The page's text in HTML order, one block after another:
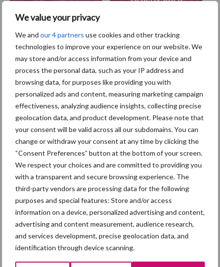
We value your privacy
We and our 4 partners use cookies and other tracking
technologies to improve your experience on our website. We
may store and/or access information from your device and
process the personal data, such as your IP address and
browsing data, for purposes like providing you with
personalized ads and content, measuring marketing campaign
effectiveness, analyzing audience insights, collecting precise
geolocation data, and product development. Please note that
your consent will be valid across all our subdomains. You can
change or withdraw your consent at any time by clicking the
“Consent Preferences” button at the bottom of your screen.
We respect your choices and are committed to providing you
with a transparent and secure browsing experience. The
third-party vendors are processing data for the following
purposes and special features: Store and/or access
information on a device, personalized advertising and content,
advertising and content measurement, audience research,
and services development, precise geolocation data, and
identification through device scanning.
Primaire
Sidebar
Recent nieuws Partner nieuws
5 aug
“Vraag naar praktische
hygieneoplossingen is in Polen
groter dan ooit”
Eliminatieprotocol voor
Mycoplasma hyopneumoniae
AVP in Finland onderstreept dat
alertheid belangrijk is, zeker nu
Toon meer